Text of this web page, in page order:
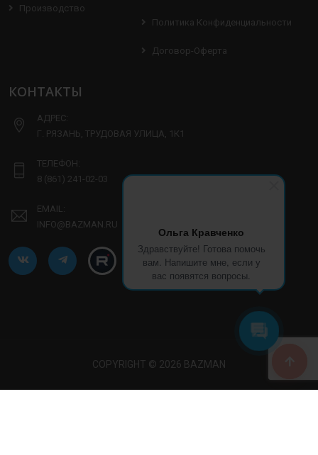
Ольга Кравченко
Здравствуйте! Готова помочь
вам. Напишите мне, если у
вас появятся вопросы.
Производство
Политика Конфиденциальности
Договор-Оферта
КОНТАКТЫ
АДРЕС:
Г. РЯЗАНЬ, ТРУДОВАЯ УЛИЦА, 1К1
ТЕЛЕФОН:
8 (861) 241-02-03
EMAIL:
INFO@BAZMAN.RU
COPYRIGHT © 2026 BAZMAN